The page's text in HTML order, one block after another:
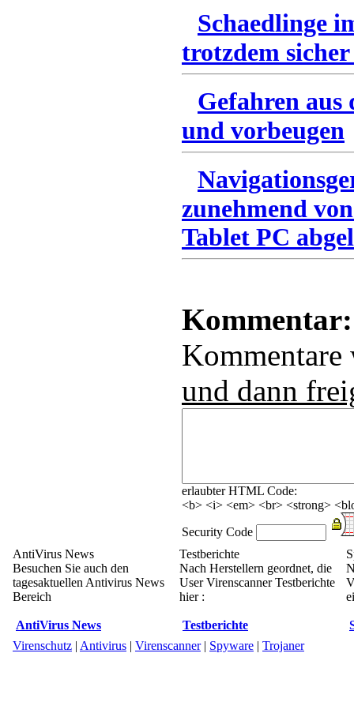
Schaedlinge
trotzdem
Gefahren
und vorbeugen
zunehmend
Tablet PC
Kommentar:
und dann
erlaubter HTML Code:
<b> <i> <em> <br> <strong>
Security Code
AntiVirus News
Besuchen Sie auch den
tagesaktuellen Antivirus News
Bereich
AntiVirus News
Testberichte
Nach Herstellern geordnet, die
User Virenscanner Testberichte
hier :
Testberichte
Virenschutz | Antivirus | Virenscanner| Spyware | Trojaner